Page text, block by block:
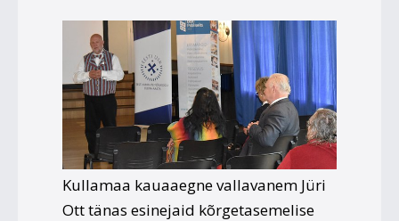
Kullamaa kauaaegne vallavanem Jüri
Ott tänas esinejaid kõrgetasemelise